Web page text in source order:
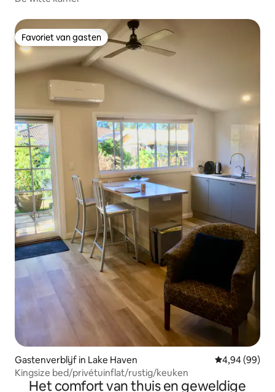
Favoriet van gasten
Favoriet van gasten
Gastenverblijf in Lake Haven Gemiddelde
4,94 (99)
Kingsize bed/privétuinflat/rustig/keuken
Het comfort van thuis en geweldige